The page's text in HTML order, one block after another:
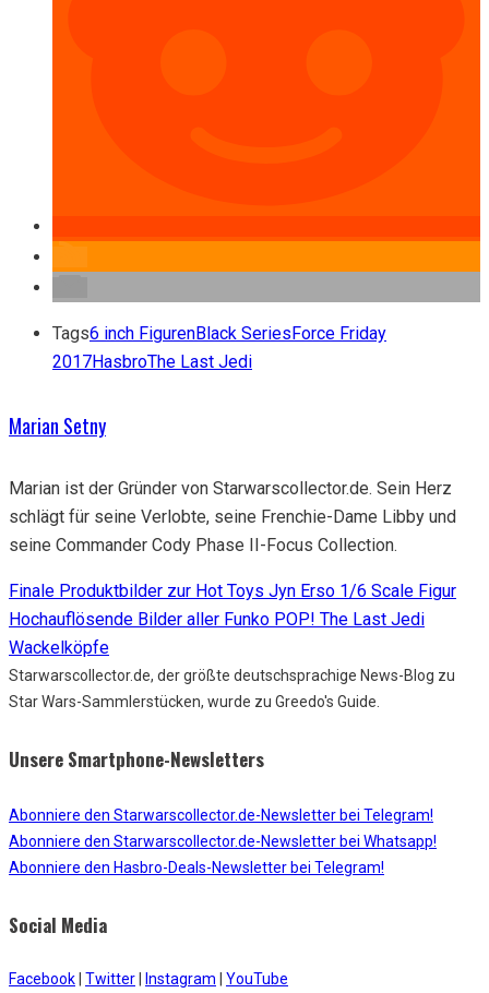
Tags6 inch FigurenBlack Series Force Friday
2017HasbroThe Last Jedi
Marian Setny
Marian ist der Gründer von Starwarscollector.de. Sein Herz
schlägt für seine Verlobte, seine Frenchie-Dame Libby und
seine Commander Cody Phase II-Focus Collection.
Finale Produktbilder zur Hot Toys Jyn Erso 1/6 Scale Figur
Hochauflösende Bilder aller Funko POP! The Last Jedi
Wackelköpfe
Starwarscollector.de, der größte deutschsprachige News-Blog zu
Star Wars-Sammlerstücken, wurde zu Greedo's Guide.
Unsere Smartphone-Newsletters
Abonniere den Starwarscollector.de-Newsletter bei Telegram!
Abonniere den Starwarscollector.de-Newsletter bei Whatsapp!
Abonniere den Hasbro-Deals-Newsletter bei Telegram!
Social Media
Facebook Twitter Instagram YouTube